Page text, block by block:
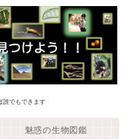
誰でもできます
魅惑の生物図鑑